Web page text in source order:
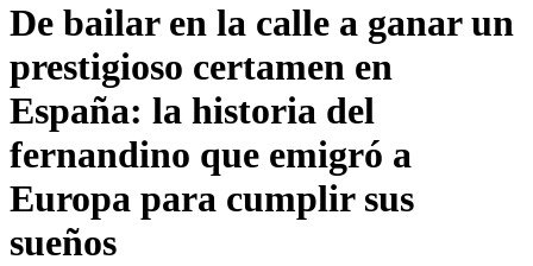
De bailar en la calle a ganar un
prestigioso certamen en
España: la historia del
fernandino que emigró a
Europa para cumplir sus
sueños